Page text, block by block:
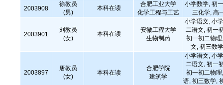
2003908
徐教员
(男)
本科在读
合肥工业大学
化学工程与工艺
小学数学, 初
三化学, 高
2003901
刘教员
(女)
本科在读
安徽工程大学
生物制药
小学语文, 小
二语文, 初一
初一初二物
文, 初三数
2003897
唐教员
(女)
本科在读
合肥学院
建筑学
小学语文, 小
二语文, 初一
初一初二物
语, 初三数学,